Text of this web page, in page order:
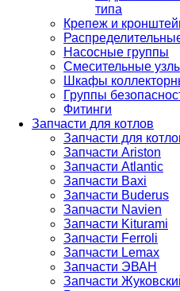
типа
Крепеж и
Насосные группы
Смесительные
Шкафы
Группы
Фитинги
Запчасти для котлов
Запчасти для
Запчасти Ariston
Запчасти Atlantic
Запчасти Baxi
Запчасти Buderus
Запчасти Navien
Запчасти Kiturami
Запчасти Ferroli
Запчасти Lemax
Запчасти ЭВАН
Запчасти